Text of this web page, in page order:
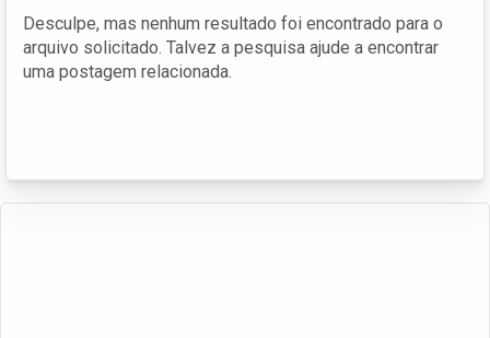
Desculpe, mas nenhum resultado foi encontrado para o
arquivo solicitado. Talvez a pesquisa ajude a encontrar
uma postagem relacionada.